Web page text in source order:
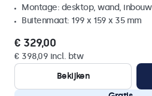
Montage: desktop, wand, inbouw
Buitenmaat: 199 x 159 x 35 mm
€ 329,00
€ 398,09 incl. btw
Bekijken